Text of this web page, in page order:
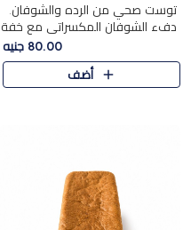
توست صحي من الرده والشوفان.
دفء الشوفان المكسراتي مع خفة
80.00 جنيه
أضف